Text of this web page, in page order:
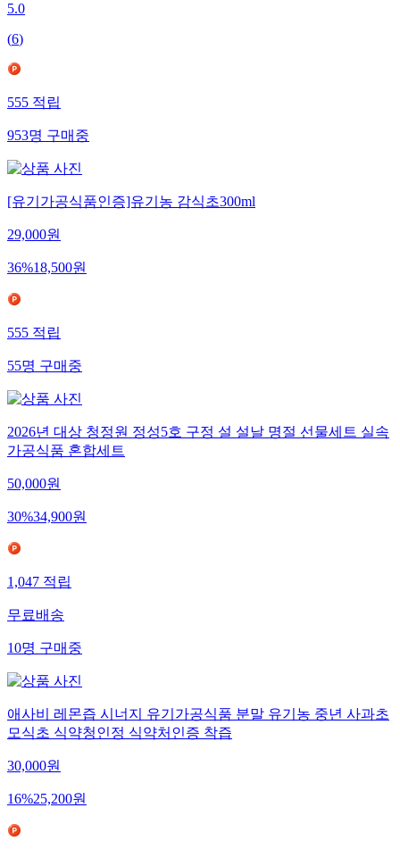
5.0
(6)
555 적립
953명 구매중
[유기가공식품인증]유기농 감식초300ml
29,000원
36%18,500원
555 적립
55명 구매중
2026년 대상 청정원 정성5호 구정 설 설날 명절 선물세트 실속
가공식품 혼합세트
50,000원
30%34,900원
1,047 적립
무료배송
10명 구매중
애사비 레몬즙 시너지 유기가공식품 분말 유기농 중년 사과초
모식초 식약청인정 식약처인증 착즙
30,000원
16%25,200원